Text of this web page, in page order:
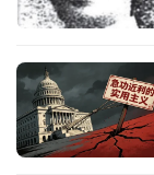
类
专
题
列
表